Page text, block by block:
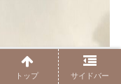
と思ってくれて大丈
トップ サイドバー